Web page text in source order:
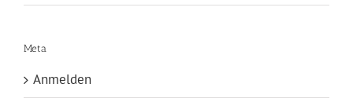
Meta
Anmelden